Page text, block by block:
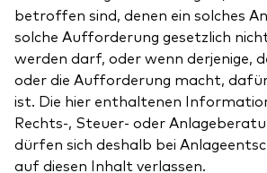
betroffen sind, denen ein solches
solche Aufforderung gesetzlich
werden darf, oder wenn derjenige,
oder die Aufforderung macht,
ist. Die hier enthaltenen
Rechts-, Steuer- oder
dürfen sich deshalb bei
auf diesen Inhalt verlassen.